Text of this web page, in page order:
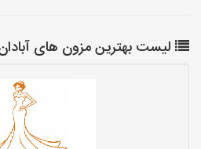
لیست بهترین مزون های